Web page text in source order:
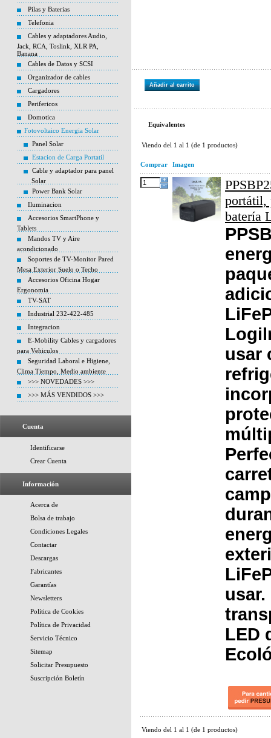
Pilas y Baterias
Telefonia
Cables y adaptadores Audio,
Jack, RCA, Toslink, XLR PA,
Banana
Cables de Datos y SCSI
Organizador de cables
Cargadores
Perifericos
Domotica
Fotovoltaico Energia Solar
Panel Solar
Estacion de Carga Portatil
Cable y adaptador para panel
Solar
Power Bank Solar
Iluminacion
Accesorios SmartPhone y
Tablets
Mandos TV y Aire
acondicionado
Soportes de TV-Monitor Pared
Mesa Exterior Suelo o Techo
Accesorios Oficina Hogar
Ergonomia
TV-SAT
Industrial 232-422-485
Integracion
E-Mobility Cables y cargadores
para Vehiculos
Seguridad Laboral e Higiene,
Clima Tiempo, Medio ambiente
>>> NOVEDADES >>>
>>> MÁS VENDIDOS >>>
Cuenta
Identificarse
Crear Cuenta
Información
Acerca de
Bolsa de trabajo
Condiciones Legales
Contactar
Descargas
Fabricantes
Garantías
Newsletters
Política de Cookies
Política de Privacidad
Servicio Técnico
Sitemap
Solicitar Presupuesto
Suscripción Boletín
Añadir al carrito
Equivalentes
Viendo del 1 al 1 (de 1 productos)
Comprar Imagen
portátil,
batería
usar
usar.
LED
Viendo del 1 al 1 (de 1 productos)